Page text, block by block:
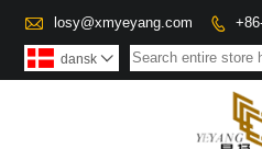
 losy@xmyeyang.com 
dansk 